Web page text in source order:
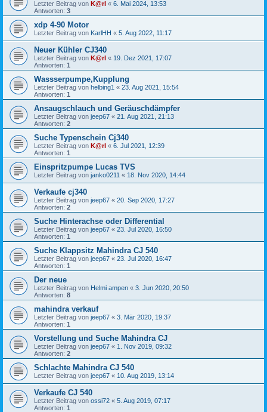
Letzter Beitrag von K@rl « 6. Mai 2024, 13:53
Antworten: 3
xdp 4-90 Motor
Letzter Beitrag von KarlHH « 5. Aug 2022, 11:17
Neuer Kühler CJ340
Letzter Beitrag von K@rl « 19. Dez 2021, 17:07
Antworten: 1
Wassserpumpe,Kupplung
Letzter Beitrag von helbing1 « 23. Aug 2021, 15:54
Antworten: 1
Ansaugschlauch und Geräuschdämpfer
Letzter Beitrag von jeep67 « 21. Aug 2021, 21:13
Antworten: 2
Suche Typenschein Cj340
Letzter Beitrag von K@rl « 6. Jul 2021, 12:39
Antworten: 1
Einspritzpumpe Lucas TVS
Letzter Beitrag von janko0211 « 18. Nov 2020, 14:44
Verkaufe cj340
Letzter Beitrag von jeep67 « 20. Sep 2020, 17:27
Antworten: 2
Suche Hinterachse oder Differential
Letzter Beitrag von jeep67 « 23. Jul 2020, 16:50
Antworten: 1
Suche Klappsitz Mahindra CJ 540
Letzter Beitrag von jeep67 « 23. Jul 2020, 16:47
Antworten: 1
Der neue
Letzter Beitrag von Helmi ampen « 3. Jun 2020, 20:50
Antworten: 8
mahindra verkauf
Letzter Beitrag von jeep67 « 3. Mär 2020, 19:37
Antworten: 1
Vorstellung und Suche Mahindra CJ
Letzter Beitrag von jeep67 « 1. Nov 2019, 09:32
Antworten: 2
Schlachte Mahindra CJ 540
Letzter Beitrag von jeep67 « 10. Aug 2019, 13:14
Verkaufe CJ 540
Letzter Beitrag von ossi72 « 5. Aug 2019, 07:17
Antworten: 1